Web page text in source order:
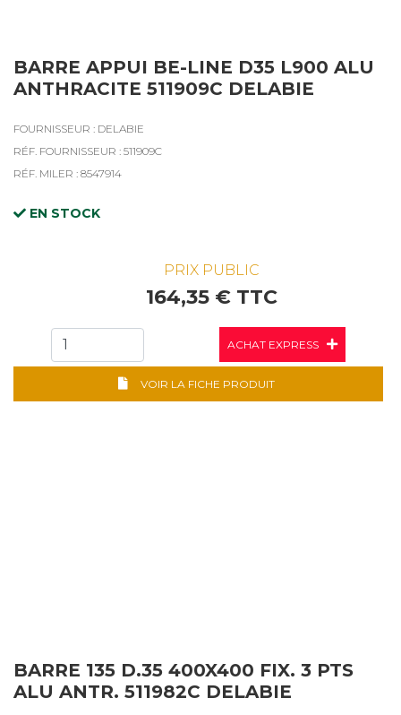
BARRE APPUI BE-LINE D35 L900 ALU
ANTHRACITE 511909C DELABIE
FOURNISSEUR : DELABIE
RÉF. FOURNISSEUR : 511909C
RÉF. MILER : 8547914
EN STOCK
PRIX PUBLIC
164,35 € TTC
ACHAT EXPRESS
VOIR LA FICHE PRODUIT
BARRE 135 D.35 400X400 FIX. 3 PTS
ALU ANTR. 511982C DELABIE